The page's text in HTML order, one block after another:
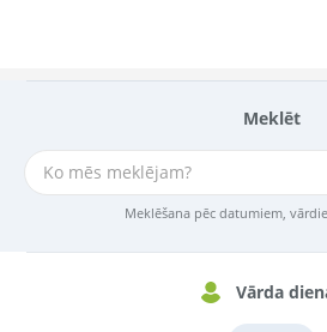
Meklēt
Meklēšana pēc datumiem,
Vārda